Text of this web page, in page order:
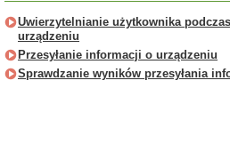
Uwierzytelnianie użytkownika
urządzeniu
Przesyłanie informacji o urządzeniu
Sprawdzanie wyników przesyłania